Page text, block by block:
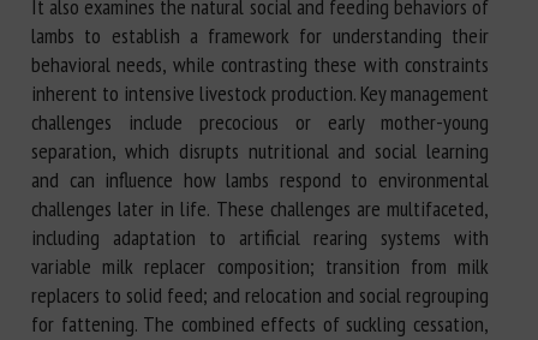
It also examines the natural social and feeding behaviors of
lambs to establish a framework for understanding their
behavioral needs, while contrasting these with constraints
inherent to intensive livestock production. Key management
challenges include precocious or early mother-young
separation, which disrupts nutritional and social learning
and can influence how lambs respond to environmental
challenges later in life. These challenges are multifaceted,
including adaptation to artificial rearing systems with
variable milk replacer composition; transition from milk
replacers to solid feed; and relocation and social regrouping
for fattening. The combined effects of suckling cessation,